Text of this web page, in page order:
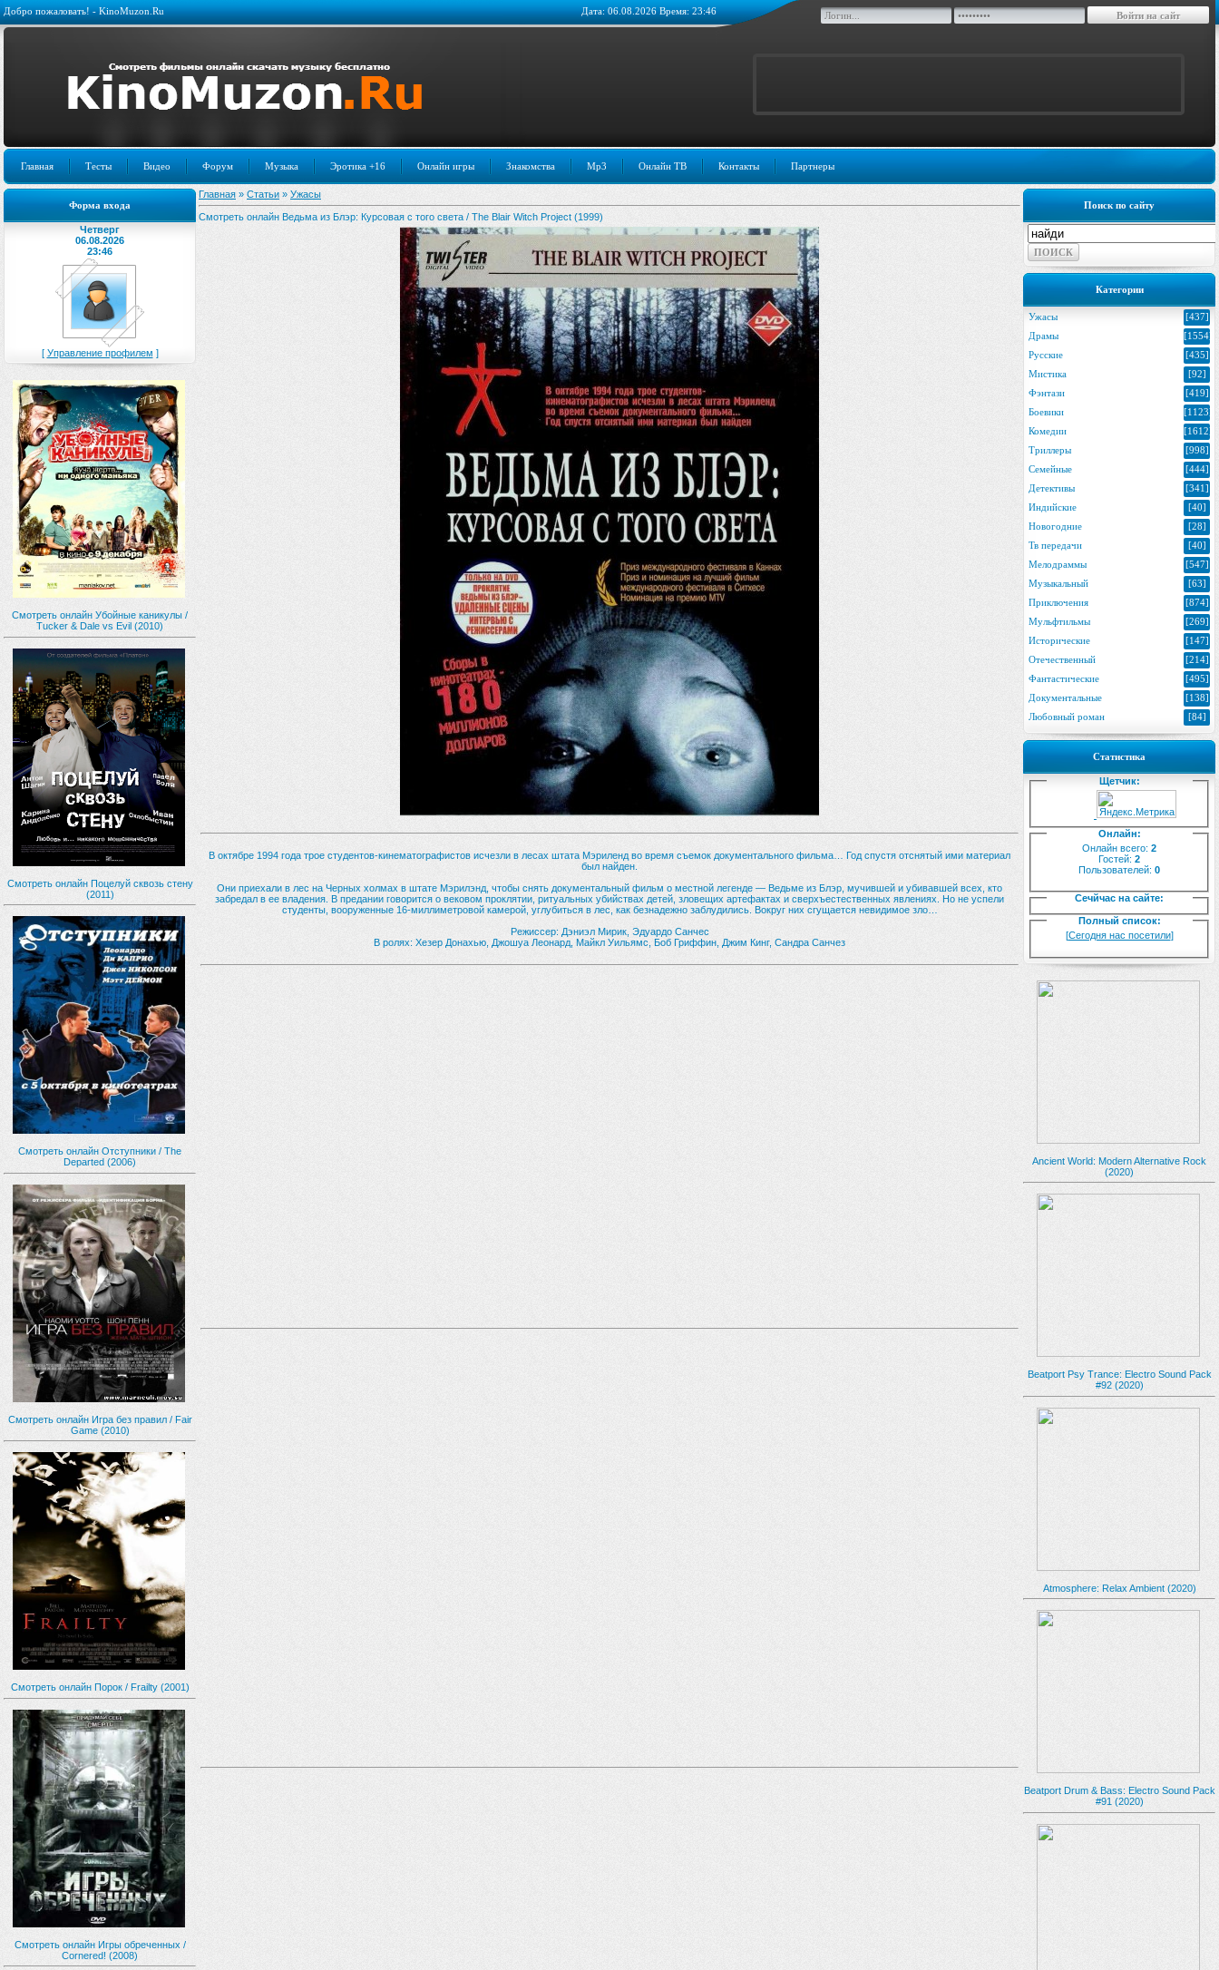
Дата: 06.08.2026 Время: 23:46
Добро пожаловать! - KinoMuzon.Ru
Главная Тесты Видео Форум Музыка Эротика +16 Онлайн игры Знакомства Mp3 Онлайн ТВ Контакты Партнеры
Форма входа
Четверг
06.08.2026
23:46
[ Управление профилем ]
Смотреть онлайн Убойные каникулы /
Tucker & Dale vs Evil (2010)
Смотреть онлайн Поцелуй сквозь стену
(2011)
Смотреть онлайн Отступники / The
Departed (2006)
Смотреть онлайн Игра без правил / Fair
Game (2010)
Смотреть онлайн Порок / Frailty (2001)
Смотреть онлайн Игры обреченных /
Cornered! (2008)
Поиск по сайту
Категории
Ужасы
[437]
Драмы
[1554]
Русские
[435]
Мистика
[92]
Фэнтази
[419]
Боевики
[1123]
Комедии
[1612]
Триллеры
[998]
Семейные
[444]
Детективы
[341]
Индийские
[40]
Новогодние
[28]
Тв передачи
[40]
Мелодраммы
[547]
Музыкальный
[63]
Приключения
[874]
Мульфтильмы
[269]
Исторические
[147]
Отечественный
[214]
Фантастические
[495]
Документальные
[138]
Любовный роман
[84]
Статистика
Щетчик:
Онлайн:
Онлайн всего: 2
Гостей: 2
Пользователей: 0
Сечйчас на сайте:
Полный список:
[Сегодня нас посетили]
Ancient World: Modern Alternative Rock
(2020)
Beatport Psy Trance: Electro Sound Pack
#92 (2020)
Atmosphere: Relax Ambient (2020)
Beatport Drum & Bass: Electro Sound Pack
#91 (2020)
Главная » Статьи » Ужасы
Смотреть онлайн Ведьма из Блэр: Курсовая с того света / The Blair Witch Project (1999)
В октябре 1994 года трое студентов-кинематографистов исчезли в лесах штата Мэриленд во время съемок документального фильма… Год спустя отснятый ими материал
был найден.
Они приехали в лес на Черных холмах в штате Мэрилэнд, чтобы снять документальный фильм о местной легенде — Ведьме из Блэр, мучившей и убивавшей всех, кто
забредал в ее владения. В предании говорится о вековом проклятии, ритуальных убийствах детей, зловещих артефактах и сверхъестественных явлениях. Но не успели
студенты, вооруженные 16-миллиметровой камерой, углубиться в лес, как безнадежно заблудились. Вокруг них сгущается невидимое зло…
Режиссер: Дэниэл Мирик, Эдуардо Санчес
В ролях: Хезер Донахью, Джошуа Леонард, Майкл Уильямс, Боб Гриффин, Джим Кинг, Сандра Санчез